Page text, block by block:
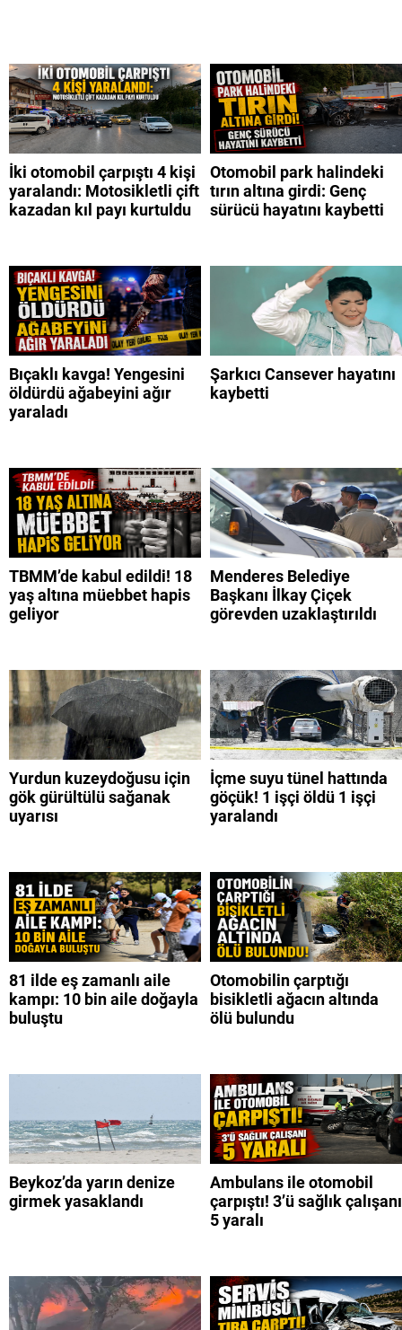
İki otomobil çarpıştı 4 kişi
yaralandı: Motosikletli çift
kazadan kıl payı kurtuldu
Otomobil park halindeki
tırın altına girdi: Genç
sürücü hayatını kaybetti
Bıçaklı kavga! Yengesini
öldürdü ağabeyini ağır
yaraladı
Şarkıcı Cansever hayatını
kaybetti
TBMM’de kabul edildi! 18
yaş altına müebbet hapis
geliyor
Menderes Belediye
Başkanı İlkay Çiçek
görevden uzaklaştırıldı
Yurdun kuzeydoğusu için
gök gürültülü sağanak
uyarısı
İçme suyu tünel hattında
göçük! 1 işçi öldü 1 işçi
yaralandı
81 ilde eş zamanlı aile
kampı: 10 bin aile doğayla
buluştu
Otomobilin çarptığı
bisikletli ağacın altında
ölü bulundu
Beykoz’da yarın denize
girmek yasaklandı
Ambulans ile otomobil
çarpıştı! 3’ü sağlık çalışanı
5 yaralı